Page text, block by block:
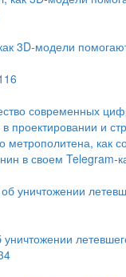
3D-модели
современных
проектировании и
метрополитена, как
в своем Telegram-